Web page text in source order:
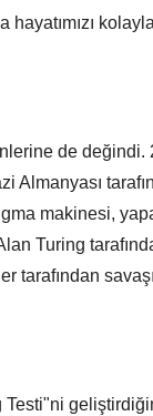
de
Almanyası
makinesi,
Turing
tarafından